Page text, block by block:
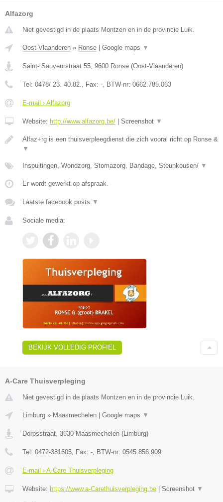
Alfazorg
Niet gevestigd in de plaats Montzen en in de provincie Luik.
Oost-Vlaanderen » Ronse | Google maps ▼
Saint- Sauveurstraat 55 9600 Ronse (Oost-Vlaanderen)
Tel: 0478/ 23. 40.82. , Fax: - , BTW-nr: 0662.785.063
E-mail › Alfazorg
Website: http://www.alfazorg.be/ | Screenshot ▼
Alfaz+rg is een thuisverpleegdienst die zich vooral richt op Ronse &
▼
Inspuitingen, Wondzorg, Stomazorg, Bandage, Steunkousen/ ▼
Er wordt gewerkt op afspraak.
Laatste facebook posts ▼
Sociale media:
BEKIJK VOLLEDIG PROFIEL
A-Care Thuisverpleging
Niet gevestigd in de plaats Montzen en in de provincie Luik.
Limburg » Maasmechelen | Google maps ▼
Dorpsstraat 3630 Maasmechelen (Limburg)
Tel: 0472-381605 , Fax: - , BTW-nr: 0545.856.909
E-mail › A-Care Thuisverpleging
Website: https://www.a-Carethuisverpleging.be | Screenshot ▼